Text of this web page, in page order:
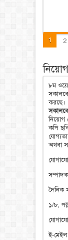
1 2
নিয়োগ
৮ম
করছে।
নিয়োগ
কপি
অথবা
সম্পাদক
দৈনিক
১/৮,
ই-